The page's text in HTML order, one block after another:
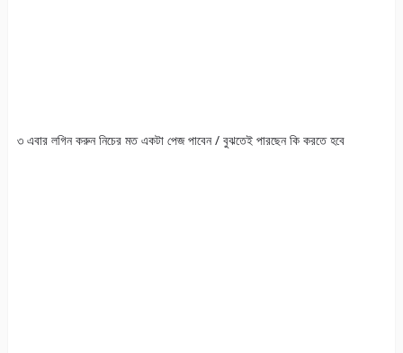
৩ এবার লগিন করুন নিচের মত একটা পেজ পাবেন / বুঝতেই পারছেন কি করতে হবে